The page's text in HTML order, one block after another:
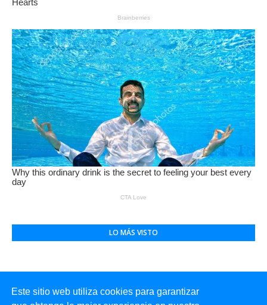
Este sitio web utiliza cookies para garantizar
LO MÁS VISTO